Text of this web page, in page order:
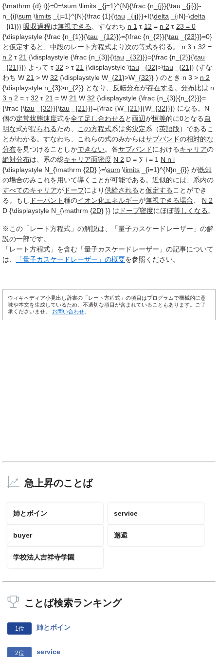
{\mathrm {d} t}}=0=\sum \limits _{j=1}^{N}{\frac {n_{j}}{\tau _{ji}}}-
n_{i}\sum \limits _{j=1}^{N}{\frac {1}{\tau _{ij}}}+I(\delta _{iN}-\delta
_{i1})} 吸収過程は無視できる 、すなわち n 1 τ 12 = n 2 τ 23 = 0
{\displaystyle {\frac {n_{1}}{\tau _{12}}}={\frac {n_{2}}{\tau _{23}}}=0}
と仮定する と、 中段のレート方程式より 次の等式を得る。 n 3 τ 32 =
n 2 τ 21 {\displaystyle {\frac {n_{3}}{\tau _{32}}}={\frac {n_{2}}{\tau
_{21}}}} よって τ 32 > τ 21 {\displaystyle \tau _{32}>\tau _{21}} (すな
わち W 21 > W 32 {\displaystyle W_{21}>W_{32}} ) のとき n 3 > n 2
{\displaystyle n_{3}>n_{2}} となり、
反転分布が存在する 。 分布比は n
3 n 2 = τ 32 τ 21 = W 21 W 32 {\displaystyle {\frac {n_{3}}{n_{2}}}=
{\frac {\tau _{32}}{\tau _{21}}}={\frac {W_{21}}{W_{32}}}} になる。N
個の定常状態速度式を全て足し合わせる と 両辺が恒等的に0となる 自
明な式が得られるため、 この方程式系は劣決定系（英語版）であるこ
とがわかる。すなわち、これらの式のみからはサブバンドの相対的な
分布を見つけることしかできない。各サブバンドにおけるキャリアの
絶対分布は、系の総キャリア面密度 N 2 D = ∑ i = 1 N n i
{\displaystyle N_{\mathrm {2D} }=\sum \limits _{i=1}^{N}n_{i}} が既知
の場合のみこれを用いて導くことが可能である。 近似的には、系内の
すべてのキャリアが ドープにより供給される と仮定する ことができ
る。もし ドーパント種のイオン化エネルギーが無視できる場合
N 2
D {\displaystyle N_{\mathrm {2D} }} は ドープ密度にほぼ等しくなる 。
※この「レート方程式」の解説は、「量子カスケードレーザー」の解
説の一部です。
「レート方程式」を含む「量子カスケードレーザー」の記事について
は、
「量子カスケードレーザー」の概要を参照ください。
ウィキペディア小見出し辞書の「レート方程式」の項目はプログラムで機械的に意
味や本文を生成しているため、不適切な項目が含まれていることもあります。ご了
承くださいませ。 お問い合わせ
急上昇のことば
姉とボイン service
buyer 邂逅
学校法人吉祥寺学園
ことば検索ランキング
1位 姉とボイン
2位 service